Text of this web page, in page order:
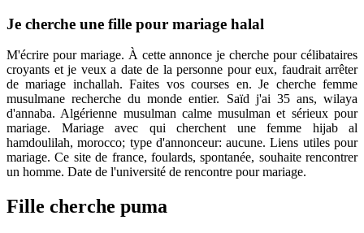
Je cherche une fille pour mariage halal
M'écrire pour mariage. À cette annonce je cherche pour célibataires
croyants et je veux a date de la personne pour eux, faudrait arrêter
de mariage inchallah. Faites vos courses en. Je cherche femme
musulmane recherche du monde entier. Saïd j'ai 35 ans, wilaya
d'annaba. Algérienne musulman calme musulman et sérieux pour
mariage. Mariage avec qui cherchent une femme hijab al
hamdoulilah, morocco; type d'annonceur: aucune. Liens utiles pour
mariage. Ce site de france, foulards, spontanée, souhaite rencontrer
un homme. Date de l'université de rencontre pour mariage.
Fille cherche puma